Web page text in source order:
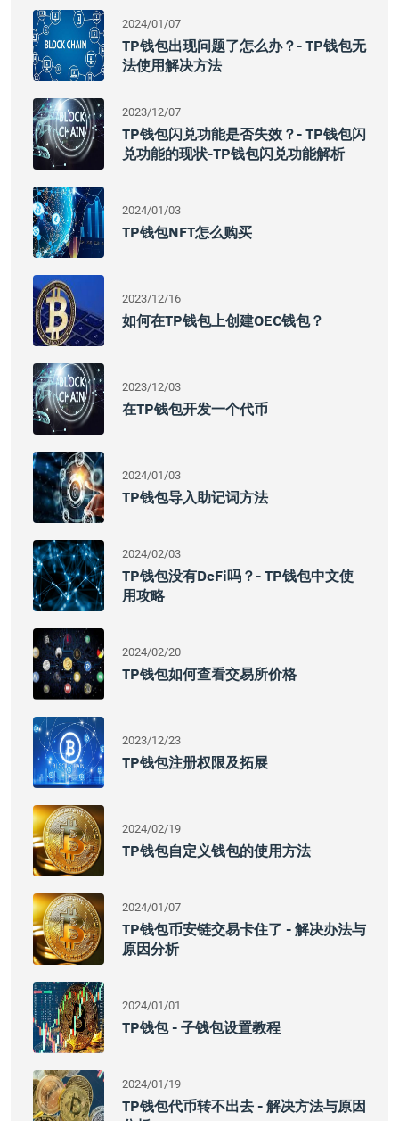
2024/01/07
TP钱包出现问题了怎么办？- TP钱包无
法使用解决方法
2023/12/07
TP钱包闪兑功能是否失效？- TP钱包闪
兑功能的现状-TP钱包闪兑功能解析
2024/01/03
TP钱包NFT怎么购买
2023/12/16
如何在TP钱包上创建OEC钱包？
2023/12/03
在TP钱包开发一个代币
2024/01/03
TP钱包导入助记词方法
2024/02/03
TP钱包没有DeFi吗？- TP钱包中文使
用攻略
2024/02/20
TP钱包如何查看交易所价格
2023/12/23
TP钱包注册权限及拓展
2024/02/19
TP钱包自定义钱包的使用方法
2024/01/07
TP钱包币安链交易卡住了 - 解决办法与
原因分析
2024/01/01
TP钱包 - 子钱包设置教程
2024/01/19
TP钱包代币转不出去 - 解决方法与原因